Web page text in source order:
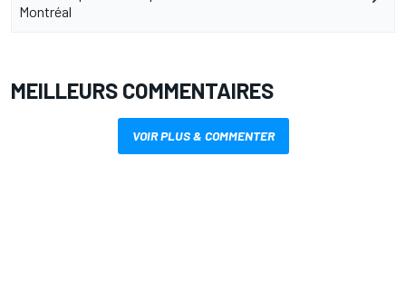
Montréal
MEILLEURS COMMENTAIRES
VOIR PLUS & COMMENTER